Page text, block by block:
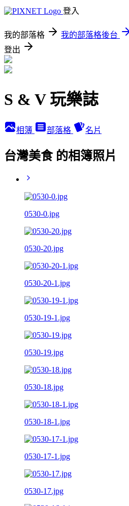
登入
我的部落格 我的部落格後台
登出
S & V 玩樂誌
相簿 部落格 名片
台灣美食 的相簿照片
0530-0.jpg
0530-20.jpg
0530-20-1.jpg
0530-19-1.jpg
0530-19.jpg
0530-18.jpg
0530-18-1.jpg
0530-17-1.jpg
0530-17.jpg